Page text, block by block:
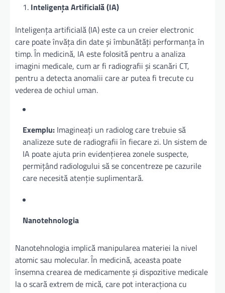
Inteligența Artificială (IA)
Inteligența artificială (IA) este ca un creier electronic
care poate învăța din date și îmbunătăți performanța în
timp. În medicină, IA este folosită pentru a analiza
imagini medicale, cum ar fi radiografii și scanări CT,
pentru a detecta anomalii care ar putea fi trecute cu
vederea de ochiul uman.
Exemplu: Imagineați un radiolog care trebuie să
analizeze sute de radiografii în fiecare zi. Un sistem de
IA poate ajuta prin evidențierea zonele suspecte,
permițând radiologului să se concentreze pe cazurile
care necesită atenție suplimentară.
Nanotehnologia
Nanotehnologia implică manipularea materiei la nivel
atomic sau molecular. În medicină, aceasta poate
însemna crearea de medicamente și dispozitive medicale
la o scară extrem de mică, care pot interacționa cu